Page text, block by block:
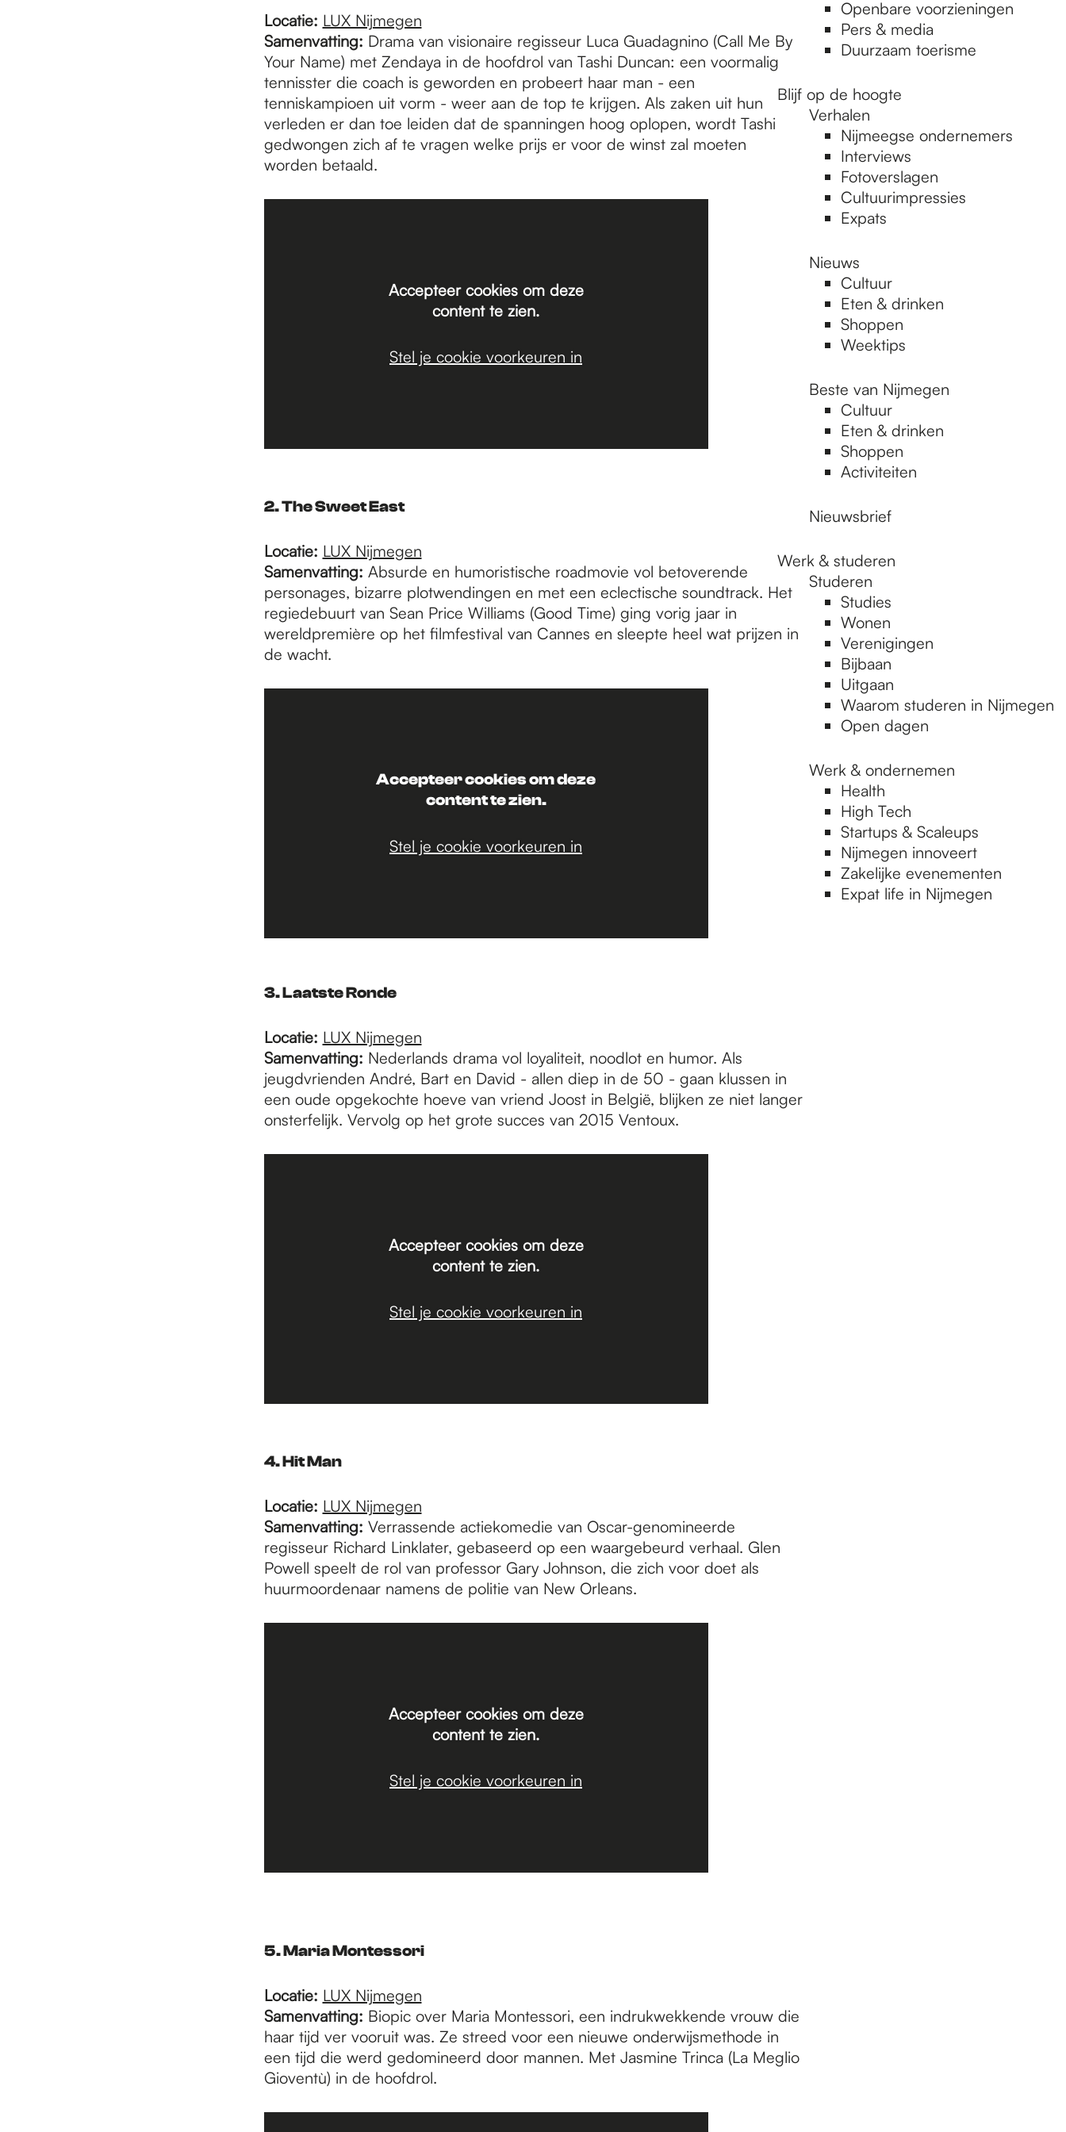
Openbare voorzieningen
Pers & media
Duurzaam toerisme
Blijf op de hoogte
Verhalen
Nijmeegse ondernemers
Interviews
Fotoverslagen
Cultuurimpressies
Expats
Nieuws
Cultuur
Eten & drinken
Shoppen
Weektips
Beste van Nijmegen
Cultuur
Eten & drinken
Shoppen
Activiteiten
Nieuwsbrief
Werk & studeren
Studeren
Studies
Wonen
Verenigingen
Bijbaan
Uitgaan
Waarom studeren in Nijmegen
Open dagen
Werk & ondernemen
Health
High Tech
Startups & Scaleups
Nijmegen innoveert
Zakelijke evenementen
Expat life in Nijmegen
Locatie: LUX Nijmegen
Samenvatting: Drama van visionaire regisseur Luca Guadagnino (Call Me By
Your Name) met Zendaya in de hoofdrol van Tashi Duncan: een voormalig
tennisster die coach is geworden en probeert haar man - een
tenniskampioen uit vorm - weer aan de top te krijgen. Als zaken uit hun
verleden er dan toe leiden dat de spanningen hoog oplopen, wordt Tashi
gedwongen zich af te vragen welke prijs er voor de winst zal moeten
worden betaald.
Accepteer cookies om deze
content te zien.
Stel je cookie voorkeuren in
2. The Sweet East
Locatie: LUX Nijmegen
Samenvatting: Absurde en humoristische roadmovie vol betoverende
personages, bizarre plotwendingen en met een eclectische soundtrack. Het
regiedebuurt van Sean Price Williams (Good Time) ging vorig jaar in
wereldpremière op het filmfestival van Cannes en sleepte heel wat prijzen in
de wacht.
Accepteer cookies om deze
content te zien.
Stel je cookie voorkeuren in
3. Laatste Ronde
Locatie: LUX Nijmegen
Samenvatting: Nederlands drama vol loyaliteit, noodlot en humor. Als
jeugdvrienden André, Bart en David - allen diep in de 50 - gaan klussen in
een oude opgekochte hoeve van vriend Joost in België, blijken ze niet langer
onsterfelijk. Vervolg op het grote succes van 2015 Ventoux.
Accepteer cookies om deze
content te zien.
Stel je cookie voorkeuren in
4. Hit Man
Locatie: LUX Nijmegen
Samenvatting: Verrassende actiekomedie van Oscar-genomineerde
regisseur Richard Linklater, gebaseerd op een waargebeurd verhaal. Glen
Powell speelt de rol van professor Gary Johnson, die zich voor doet als
huurmoordenaar namens de politie van New Orleans.
Accepteer cookies om deze
content te zien.
Stel je cookie voorkeuren in
5. Maria Montessori
Locatie: LUX Nijmegen
Samenvatting: Biopic over Maria Montessori, een indrukwekkende vrouw die
haar tijd ver vooruit was. Ze streed voor een nieuwe onderwijsmethode in
een tijd die werd gedomineerd door mannen. Met Jasmine Trinca (La Meglio
Gioventù) in de hoofdrol.